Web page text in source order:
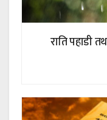
राति पहाडी